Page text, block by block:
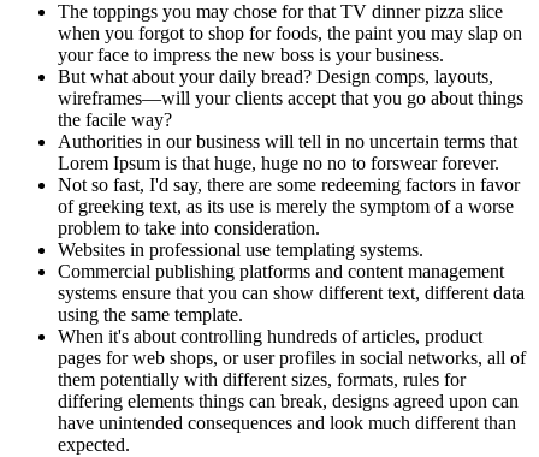
The toppings you may chose for that TV dinner pizza slice
when you forgot to shop for foods, the paint you may slap on
your face to impress the new boss is your business.
But what about your daily bread? Design comps, layouts,
wireframes—will your clients accept that you go about things
the facile way?
Authorities in our business will tell in no uncertain terms that
Lorem Ipsum is that huge, huge no no to forswear forever.
Not so fast, I'd say, there are some redeeming factors in favor
of greeking text, as its use is merely the symptom of a worse
problem to take into consideration.
Websites in professional use templating systems.
Commercial publishing platforms and content management
systems ensure that you can show different text, different data
using the same template.
When it's about controlling hundreds of articles, product
pages for web shops, or user profiles in social networks, all of
them potentially with different sizes, formats, rules for
differing elements things can break, designs agreed upon can
have unintended consequences and look much different than
expected.